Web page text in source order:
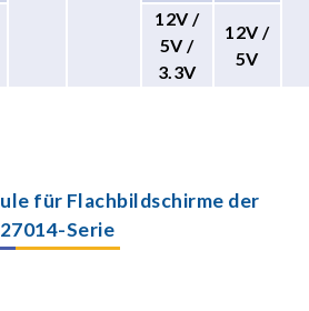
12V /
5V /
3.3V
12V /
5V
für Flachbildschirme der
27014-Serie